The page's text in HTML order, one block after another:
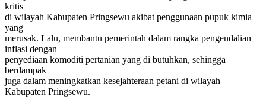
kritis
di wilayah Kabupaten Pringsewu akibat penggunaan pupuk kimia
yang
merusak. Lalu, membantu pemerintah dalam rangka pengendalian
inflasi dengan
penyediaan komoditi pertanian yang di butuhkan, sehingga
berdampak
juga dalam meningkatkan kesejahteraan petani di wilayah
Kabupaten Pringsewu.